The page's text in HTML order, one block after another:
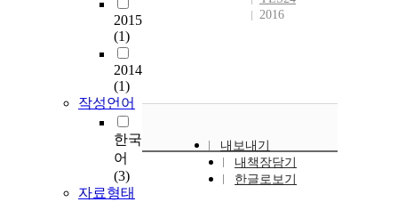
2015
(1)
2014
(1)
작성언어
한국
어
(3)
자료형태
2016
내보내기
내책장담기
한글로보기